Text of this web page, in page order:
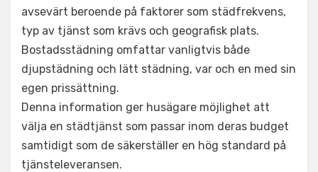
avsevärt beroende på faktorer som städfrekvens,
typ av tjänst som krävs och geografisk plats.
Bostadsstädning omfattar vanligtvis både
djupstädning och lätt städning, var och en med sin
egen prissättning.
Denna information ger husägare möjlighet att
välja en städtjänst som passar inom deras budget
samtidigt som de säkerställer en hög standard på
tjänsteleveransen.